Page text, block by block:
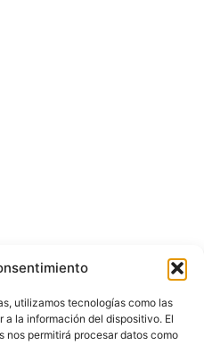
utilizamos tecnologías como las
la información del dispositivo. El
permitirá procesar datos como